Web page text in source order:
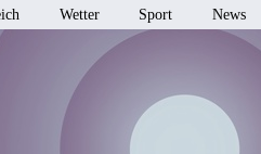
Wetter Sport News